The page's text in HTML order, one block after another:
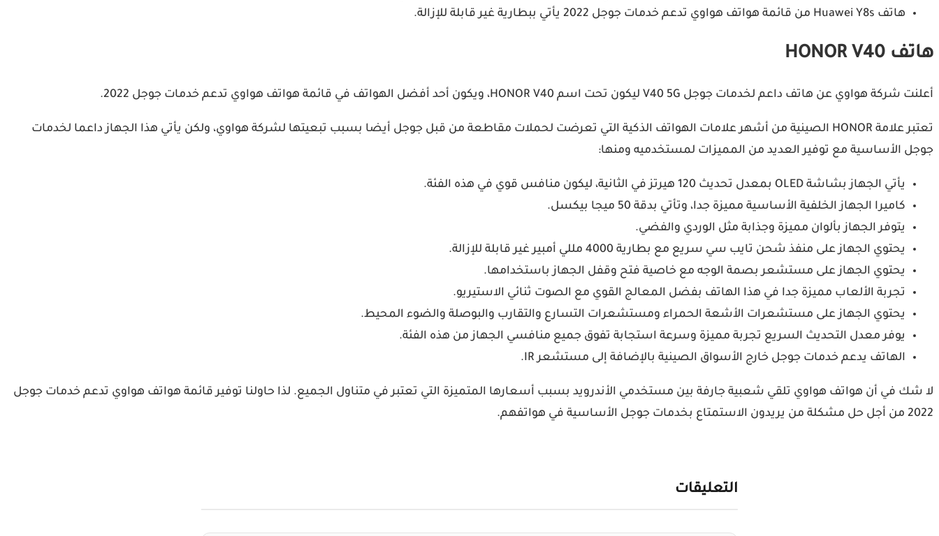
هاتف Huawei Y8s من قائمة هواتف هواوي تدعم خدمات جوجل 2022 يأتي ببطارية غير قابلة للإزالة.
هاتف HONOR V40
أعلنت شركة هواوي عن هاتف داعم لخدمات جوجل V40 5G ليكون تحت اسم HONOR V40، ويكون أحد أفضل الهواتف في قائمة هواتف هواوي تدعم خدمات جوجل 2022.
تعتبر علامة HONOR الصينية من أشهر علامات الهواتف الذكية التي تعرضت لحملات مقاطعة من قبل جوجل أيضا بسبب تبعيتها لشركة هواوي، ولكن يأتي هذا الجهاز داعما لخدمات
جوجل الأساسية مع توفير العديد من المميزات لمستخدميه ومنها:
يأتي الجهاز بشاشة OLED بمعدل تحديث 120 هيرتز في الثانية، ليكون منافس قوي في هذه الفئة.
كاميرا الجهاز الخلفية الأساسية مميزة جدا، وتأتي بدقة 50 ميجا بيكسل.
يتوفر الجهاز بألوان مميزة وجذابة مثل الوردي والفضي.
يحتوي الجهاز على منفذ شحن تايب سي سريع مع بطارية 4000 مللي أمبير غير قابلة للإزالة.
يحتوي الجهاز على مستشعر بصمة الوجه مع خاصية فتح وقفل الجهاز باستخدامها.
تجربة الألعاب مميزة جدا في هذا الهاتف بفضل المعالج القوي مع الصوت ثنائي الاستيريو.
يحتوي الجهاز على مستشعرات الأشعة الحمراء ومستشعرات التسارع والتقارب والبوصلة والضوء المحيط.
يوفر معدل التحديث السريع تجربة مميزة وسرعة استجابة تفوق جميع منافسي الجهاز من هذه الفئة.
الهاتف يدعم خدمات جوجل خارج الأسواق الصينية بالإضافة إلى مستشعر IR.
لا شك في أن هواتف هواوي تلقي شعبية جارفة بين مستخدمي الأندرويد بسبب أسعارها المتميزة التي تعتبر في متناول الجميع. لذا حاولنا توفير قائمة هواتف هواوي تدعم خدمات جوجل
2022 من أجل حل مشكلة من يريدون الاستمتاع بخدمات جوجل الأساسية في هواتفهم.
التعليقات